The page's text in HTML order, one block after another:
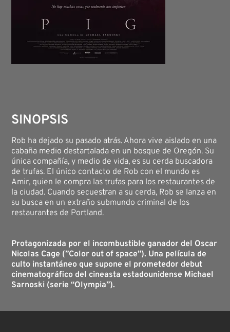
SINOPSIS
Rob ha dejado su pasado atrás. Ahora vive aislado en una
cabaña medio destartalada en un bosque de Oregón. Su
única compañía, y medio de vida, es su cerda buscadora
de trufas. El único contacto de Rob con el mundo es
Amir, quien le compra las trufas para los restaurantes de
la ciudad. Cuando secuestran a su cerda, Rob se lanza en
su busca en un extraño submundo criminal de los
restaurantes de Portland.
Protagonizada por el incombustible ganador del Oscar
Nicolas Cage (”Color out of space”). Una película de
culto instantáneo que supone el prometedor debut
cinematográfico del cineasta estadounidense Michael
Sarnoski (serie “Olympia”).